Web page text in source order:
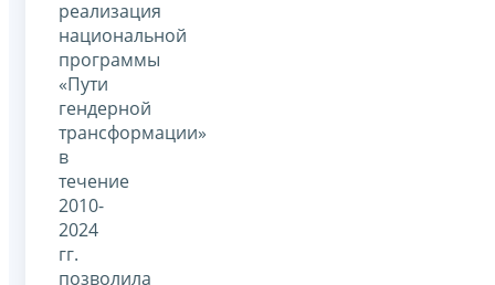
реализация
национальной
программы
«Пути
гендерной
трансформации»
в
течение
2010-
2024
гг.
позволила